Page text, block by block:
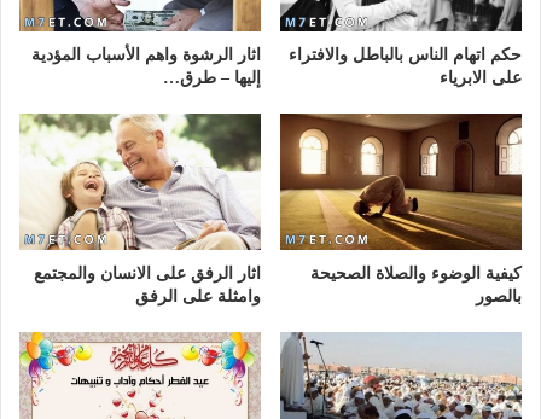
حكم اتهام الناس بالباطل والافتراء
على الابرياء
اثار الرشوة واهم الأسباب المؤدية
إليها – طرق…
كيفية الوضوء والصلاة الصحيحة
بالصور
اثار الرفق على الانسان والمجتمع
وامثلة على الرفق